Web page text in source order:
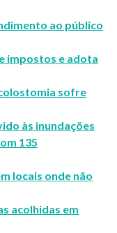
ao público
impostos e adota
sofre
às inundações
135
locais onde não
acolhidas em